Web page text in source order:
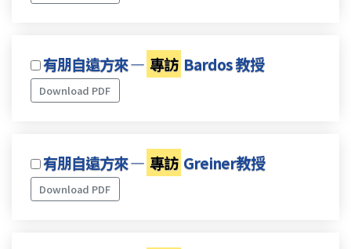
有朋自遠方來 — 專訪 Bardos 教授
Download PDF
有朋自遠方來 — 專訪 Greiner教授
Download PDF